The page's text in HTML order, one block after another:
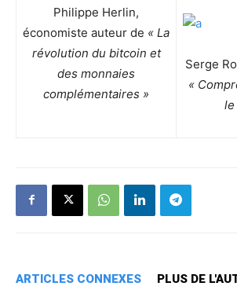
Philippe Herlin,
économiste auteur de « La
révolution du bitcoin et
des monnaies
complémentaires »
Serge
«
ARTICLES CONNEXES PLUS DE